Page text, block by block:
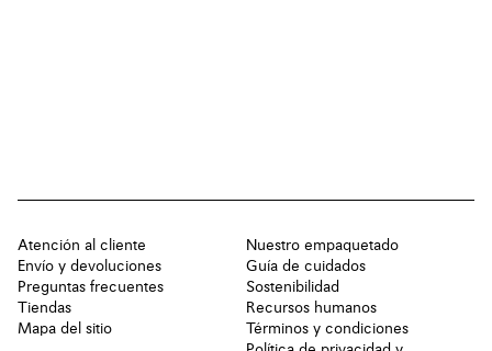
Atención al cliente
Envío y devoluciones
Preguntas frecuentes
Tiendas
Mapa del sitio
Nuestro empaquetado
Guía de cuidados
Sostenibilidad
Recursos humanos
Términos y condiciones